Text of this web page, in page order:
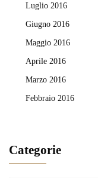
Luglio 2016
Giugno 2016
Maggio 2016
Aprile 2016
Marzo 2016
Febbraio 2016
Categorie